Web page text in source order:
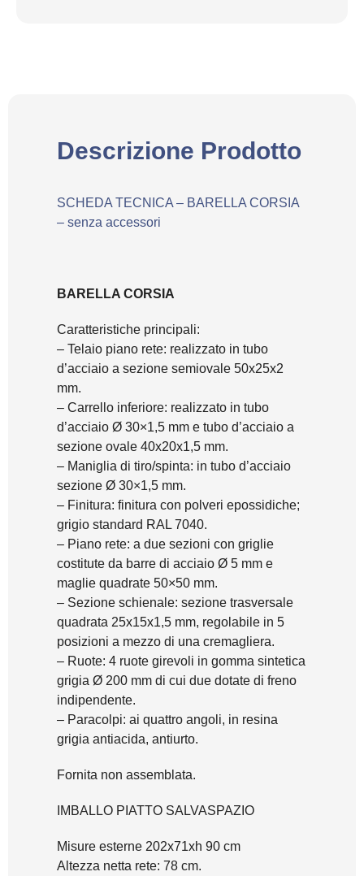
Descrizione Prodotto
SCHEDA TECNICA – BARELLA CORSIA
– senza accessori
BARELLA CORSIA
Caratteristiche principali:
– Telaio piano rete: realizzato in tubo
d’acciaio a sezione semiovale 50x25x2
mm.
– Carrello inferiore: realizzato in tubo
d’acciaio Ø 30×1,5 mm e tubo d’acciaio a
sezione ovale 40x20x1,5 mm.
– Maniglia di tiro/spinta: in tubo d’acciaio
sezione Ø 30×1,5 mm.
– Finitura: finitura con polveri epossidiche;
grigio standard RAL 7040.
– Piano rete: a due sezioni con griglie
costitute da barre di acciaio Ø 5 mm e
maglie quadrate 50×50 mm.
– Sezione schienale: sezione trasversale
quadrata 25x15x1,5 mm, regolabile in 5
posizioni a mezzo di una cremagliera.
– Ruote: 4 ruote girevoli in gomma sintetica
grigia Ø 200 mm di cui due dotate di freno
indipendente.
– Paracolpi: ai quattro angoli, in resina
grigia antiacida, antiurto.
Fornita non assemblata.
IMBALLO PIATTO SALVASPAZIO
Misure esterne 202x71xh 90 cm
Altezza netta rete: 78 cm.